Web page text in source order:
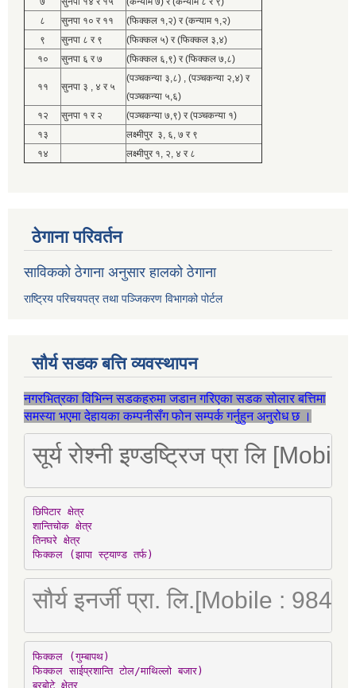
८
सुनपा १० र ११
(फिक्कल १,२) र (कन्याम १,२)
९
सुनपा ८ र ९
(फिक्कल ५) र (फिक्कल ३,४)
१०
सुनपा ६ र ७ (फिक्कल ६,९) र (फिक्कल ७,८)
११ सुनपा ३ , ४ र ५
(पञ्चकन्या ३,८) , (पञ्चकन्या २,४) र
(पञ्चकन्या ५,६)
१२
सुनपा १ र २
(पञ्चकन्या ७,९) र (पञ्चकन्या १)
१३
लक्ष्मीपुर ३, ६, ७ र ९
१४
लक्ष्मीपुर १, २, ४ र ८
ठेगाना परिवर्तन
साविकको ठेगाना अनुसार हालको ठेगाना
राष्ट्रिय परिचयपत्र तथा पञ्जिकरण विभागको पोर्टल
सौर्य सडक बत्ति व्यवस्थापन
नगरभित्रका विभिन्न सडकहरुमा जडान गरिएका सडक सोलार बत्तिमा
समस्या भएमा देहायका कम्पनीसँग फोन सम्पर्क गर्नुहुन अनुरोध छ ।
सूर्य रोश्नी इण्डष्ट्रिज प्रा लि
छिपिटार क्षेत्र
शान्तिचोक क्षेत्र
तिनघरे क्षेत्र
फिक्कल (झापा स्ट्याण्ड तर्फ)
सौर्य इनर्जी प्रा. लि.[Mobile :
फिक्कल (गुम्बापथ)
फिक्कल साईप्रशान्ति टोल/माथिल्लो बजार)
बरबोटे क्षेत्र